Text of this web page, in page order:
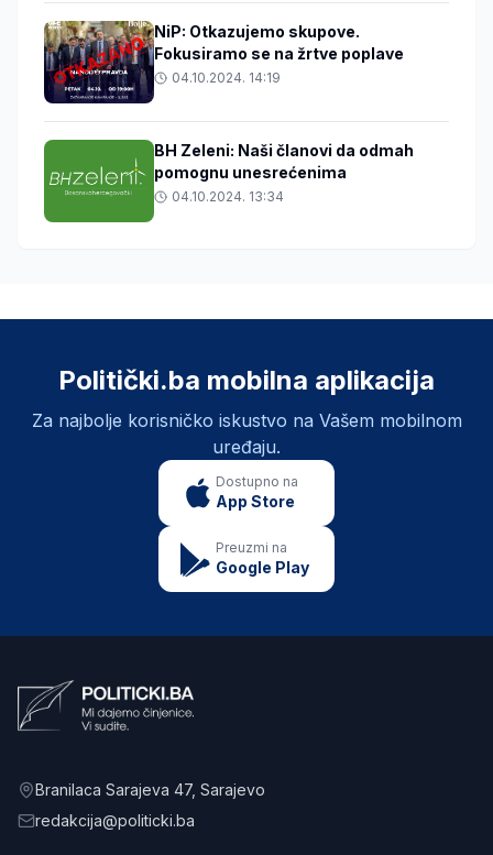
NiP: Otkazujemo skupove.
Fokusiramo se na žrtve poplave
04.10.2024. 14:19
BH Zeleni: Naši članovi da odmah
pomognu unesrećenima
04.10.2024. 13:34
Politički.ba mobilna aplikacija
Za najbolje korisničko iskustvo na Vašem mobilnom
uređaju.
Dostupno na
App Store
Preuzmi na
Google Play
Branilaca Sarajeva 47, Sarajevo
redakcija@politicki.ba